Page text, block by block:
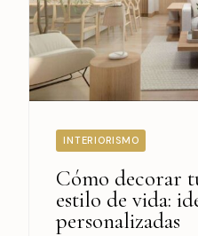
INTERIORISMO
Cómo decorar
estilo de vida:
personalizadas